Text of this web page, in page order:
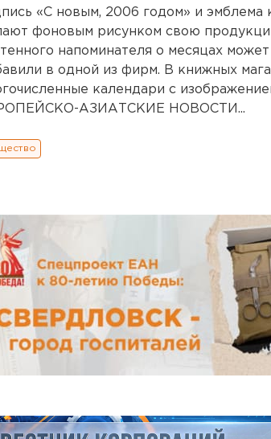
«С новым, 2006 годом» и эмблема
фоновым рисунком свою
напоминателя о месяцах
в одной из фирм. В книжных
календари с
АЗИАТСКИЕ НОВОСТИ...